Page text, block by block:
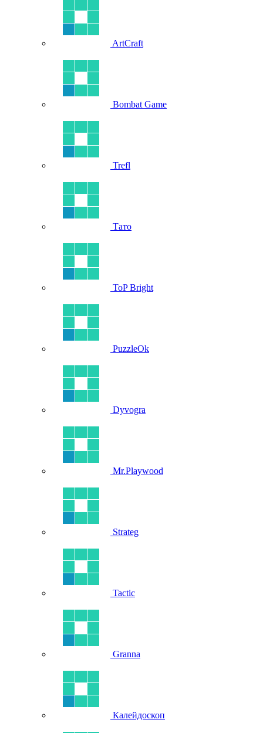
ArtCraft
Bombat Game
Trefl
Тато
ToP Bright
PuzzleOk
Dyvogra
Mr.Playwood
Strateg
Tactic
Granna
Калейдоскоп